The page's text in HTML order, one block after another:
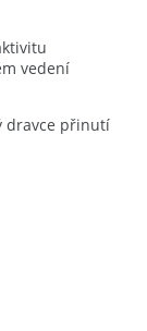
vedení
dravce přinutí